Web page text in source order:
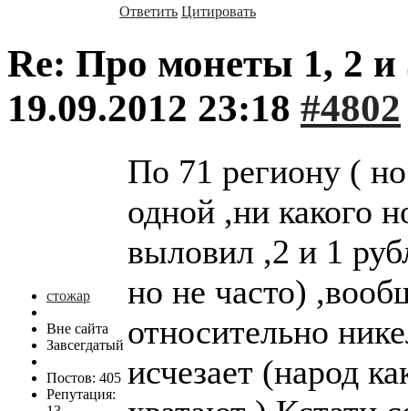
Ответить Цитировать
Re: Про монеты 1, 2 и
19.09.2012 23:18 #4802
стожар
Вне сайта
Завсегдатый
Постов: 405
Репутация:
По 71 региону (
одной ,ни какого
выловил ,2 и 1
но не часто)
относительно
исчезает (народ